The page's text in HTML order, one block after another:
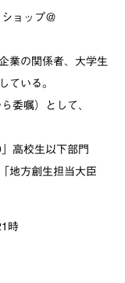
ョップ＠
業の関係者、大学生
ている。
委嘱）として、
高校生以下部門
地方創生担当大臣
時